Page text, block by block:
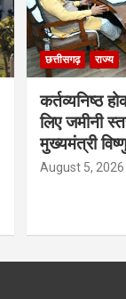
छत्तीसगढ़ राज्य
कर्तव्यनिष्ठ
लिए जमीनी
मुख्यमंत्री
August 5, 2026